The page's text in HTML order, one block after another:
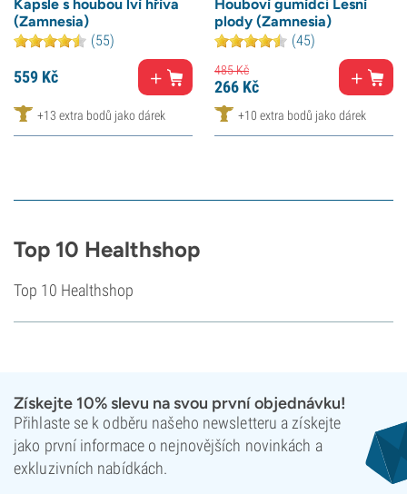
Kapsle s houbou lví hříva
(Zamnesia)
(55)
559 Kč
+13 extra bodů jako dárek
Houboví gumídci Lesní
plody (Zamnesia)
(45)
485Kč
266 Kč
+10 extra bodů jako dárek
Top 10 Healthshop
Top 10 Healthshop
Získejte 10% slevu na svou první objednávku!
Přihlaste se k odběru našeho newsletteru a získejte
jako první informace o nejnovějších novinkách a
exkluzivních nabídkách.